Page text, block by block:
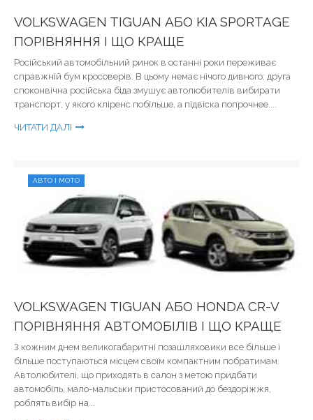
VOLKSWAGEN TIGUAN АБО KIA SPORTAGE
ПОРІВНЯННЯ І ЩО КРАЩЕ
Російський автомобільний ринок в останні роки переживає
справжній бум кросоверів. В цьому немає нічого дивного: друга
споконвічна російська біда змушує автолюбителів вибирати
транспорт, у якого кліренс побільше, а підвіска попрочнее....
ЧИТАТИ ДАЛІ
АВТО І МОТО
VOLKSWAGEN TIGUAN АБО HONDA CR-V
ПОРІВНЯННЯ АВТОМОБІЛІВ І ЩО КРАЩЕ
З кожним днем ​​великогабаритні позашляховики все більше і
більше поступаються місцем своїм компактним побратимам.
Автолюбителі, що приходять в салон з метою придбати
автомобіль, мало-мальськи пристосований до бездоріжжя,
роблять вибір на...